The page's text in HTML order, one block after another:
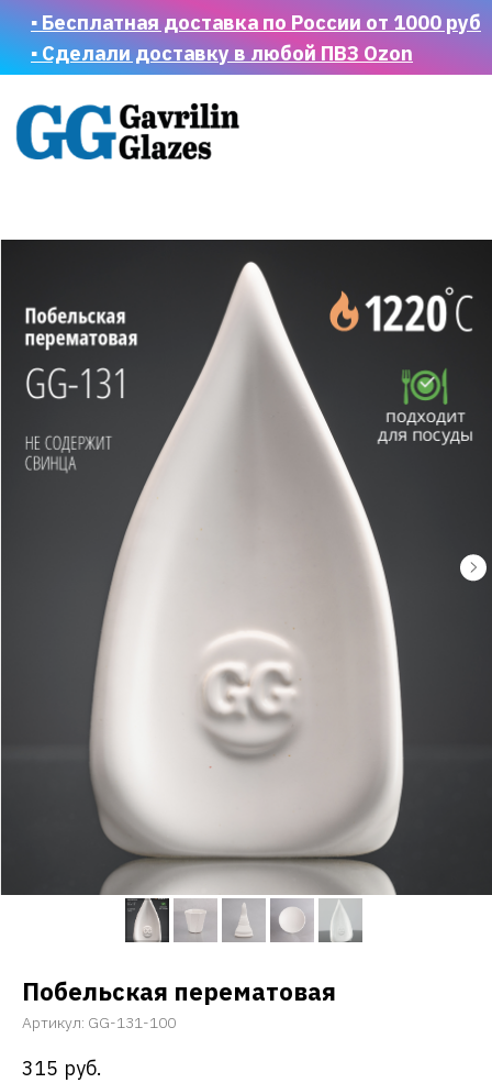
▪ Бесплатная доставка по России от 1000 руб
▪ Сделали доставку в любой ПВЗ Ozon
Побельская перематовая
Артикул: GG-131-100
315 руб.